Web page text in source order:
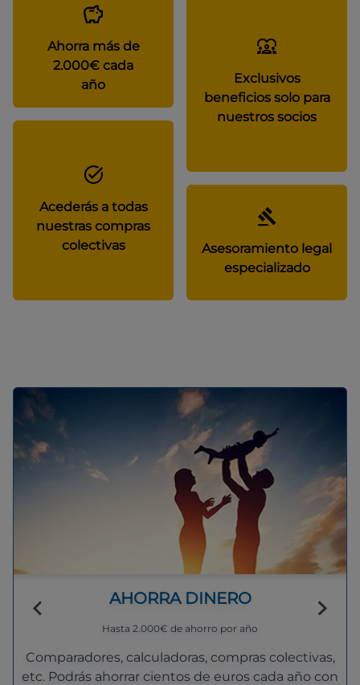
Ahorra más de
2.000€ cada
año
Exclusivos
beneficios solo para
nuestros socios
Acederás a todas
nuestras compras
colectivas
Asesoramiento legal
especializado
AHORRA DINERO
Hasta 2.000€ de ahorro por año
Comparadores, calculadoras, compras colectivas,
etc. Podrás ahorrar cientos de euros cada año con